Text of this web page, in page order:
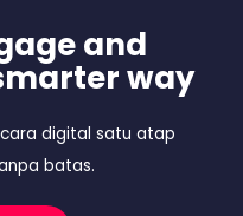
and
way
digital satu atap
batas.